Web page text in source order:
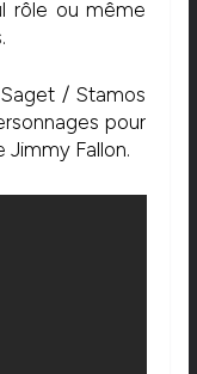
rôle ou même
/ Stamos
pour
Fallon.